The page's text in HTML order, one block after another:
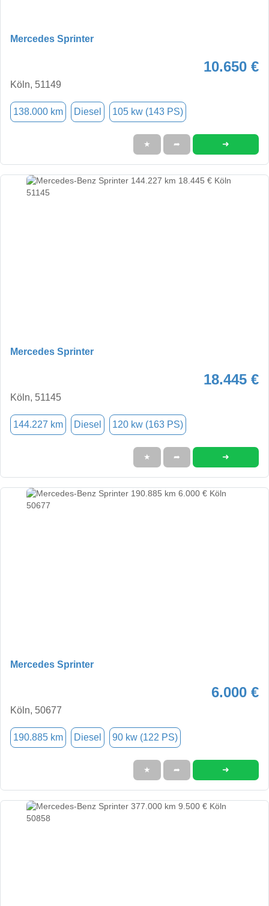
Mercedes Sprinter
10.650 €
Köln, 51149
138.000 km Diesel 105 kw (143 PS)
★ ➦ ➜
Mercedes Sprinter
18.445 €
Köln, 51145
144.227 km Diesel 120 kw (163 PS)
★ ➦ ➜
Mercedes Sprinter
6.000 €
Köln, 50677
190.885 km Diesel 90 kw (122 PS)
★ ➦ ➜